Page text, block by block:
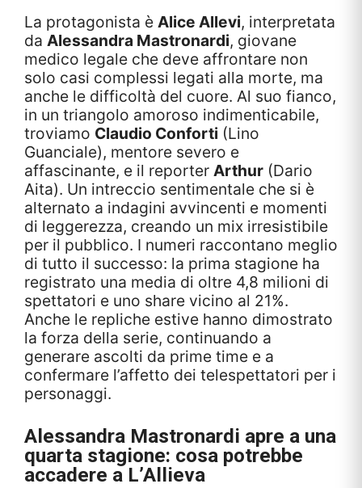
La protagonista è Alice Allevi, interpretata
da Alessandra Mastronardi, giovane
medico legale che deve affrontare non
solo casi complessi legati alla morte, ma
anche le difficoltà del cuore. Al suo fianco,
in un triangolo amoroso indimenticabile,
troviamo Claudio Conforti (Lino
Guanciale), mentore severo e
affascinante, e il reporter Arthur (Dario
Aita). Un intreccio sentimentale che si è
alternato a indagini avvincenti e momenti
di leggerezza, creando un mix irresistibile
per il pubblico. I numeri raccontano meglio
di tutto il successo: la prima stagione ha
registrato una media di oltre 4,8 milioni di
spettatori e uno share vicino al 21%.
Anche le repliche estive hanno dimostrato
la forza della serie, continuando a
generare ascolti da prime time e a
confermare l’affetto dei telespettatori per i
personaggi.
Alessandra Mastronardi apre a una
quarta stagione: cosa potrebbe
accadere a L’Allieva